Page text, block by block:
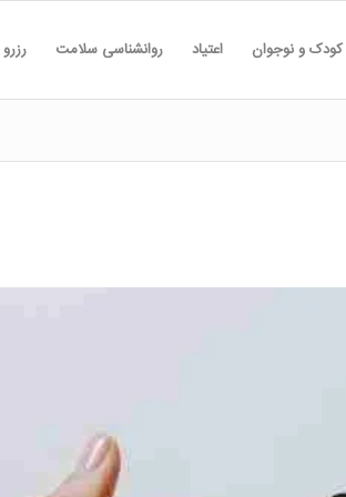
کودک و نوجوان اعتیاد روانشناسی سلامت